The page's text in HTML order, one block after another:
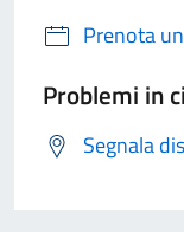
Prenota
Problemi in
Segnala